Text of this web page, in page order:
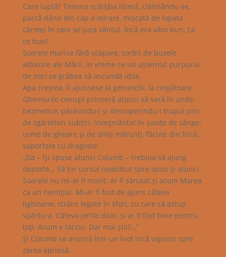
Care luptă? Timona scărţâia liberă, clătinându-se,
parcă dând din cap a mirare, mişcată de lopata
cârmei în care se juca vântul. Încă era vânt bun. La
ce bun?
Soarele murise fără scăpare, sorbit de buzele
albastre ale Mării, în vreme ce un aşternut purpuriu
de nori se grăbea să ascundă idila.
Apa creştea. Îi ajunsese la genunchi, la cingătoare.
Ghemurile cenuşii prinseră atunci să sară în unde,
bezmetice, părăsindu-l şi descoperindu-i trupul plin
de zgârieturi subţiri, înveşmântat în şuviţe de sânge:
urme de gheare şi de dinţi mărunţi, făcute din frică,
suportate cu dragoste.
„Da – îşi spuse atunci Columb – trebuia să ajung
departe… Să ţin cursul neabătut spre apus şi atunci
Soarele nu mi-ar fi murit. Ar fi sărutat şi acum Marea
ca un neiniţiat. Mi-ar fi fost de ajuns câteva
lighioane, strâns legate în sfori, cu care să astup
spărtura. Câteva jertfe doar, şi ar fi fost bine pentru
toţi. Acum e târziu. Dar mai ştii?…”
Şi Columb se aruncă într-un înot încă viguros spre
zarea aprinsă.